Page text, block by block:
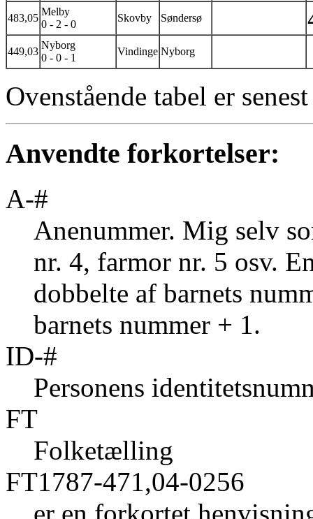
483,05
Melby
0 - 2 - 0
Skovby Søndersø
449,03
Nyborg
0 - 0 - 1
Vindinge Nyborg
Ovenstående tabel er
Anvendte forkortelser:
A-#
Anenummer. Mig selv
nr. 4, farmor nr. 5 osv.
dobbelte af barnets
barnets nummer + 1.
ID-#
Personens
FT
Folketælling
FT1787-471,04-0256